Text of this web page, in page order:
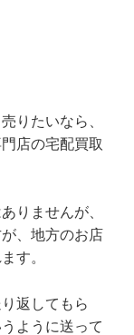
りたいなら、
店の宅配買取
りませんが、
、地方のお店
す。
返してもら
ように送って